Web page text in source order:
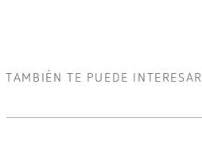
TAMBIÉN TE PUEDE INTERESAR